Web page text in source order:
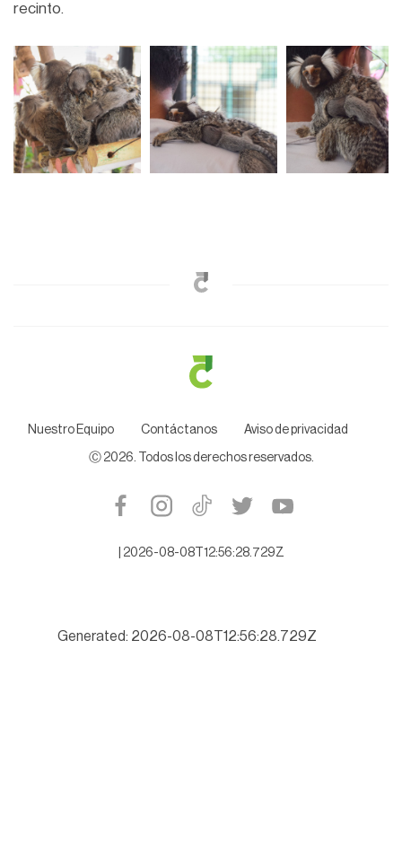
recinto.
Nuestro Equipo Contáctanos Aviso de privacidad
Ⓒ 2026. Todos los derechos reservados.
2026-08-08T12:56:28.729Z
Generated: 2026-08-08T12:56:28.729Z